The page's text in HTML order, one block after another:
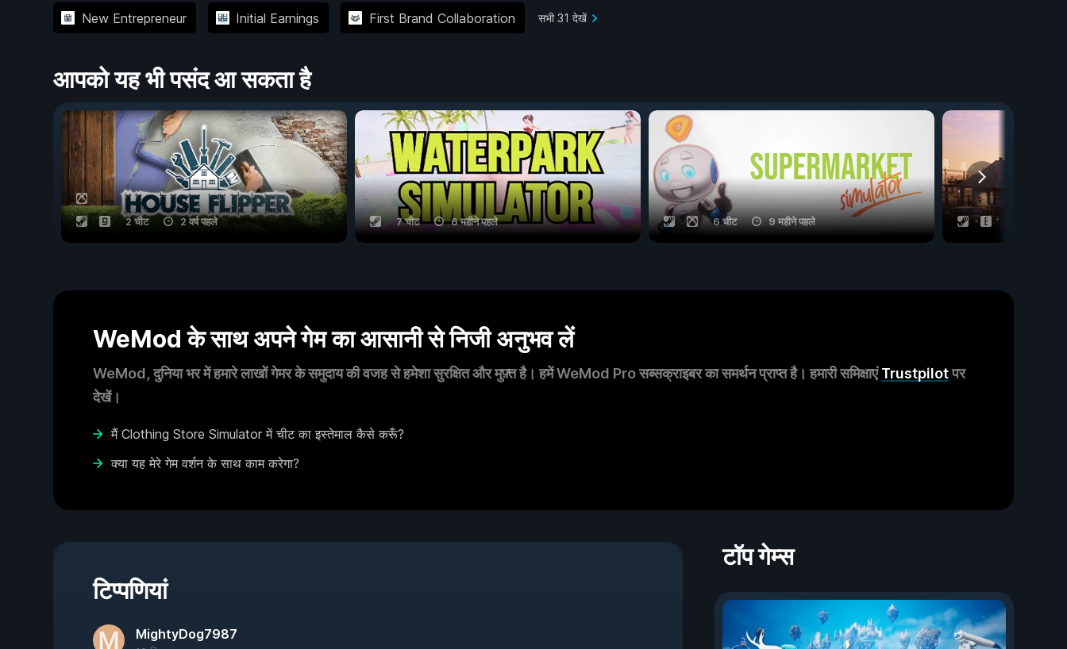
New Entrepreneur Initial Earnings First Brand Collaboration सभी 31 देखें
आपको यह भी पसंद आ सकता है
2 चीट 2 वर्ष पहले 7 चीट 6 महीने पहले 6 चीट 9 महीने पहले
WeMod के साथ अपने गेम का आसानी से निजी अनुभव लें
WeMod, दुनिया भर में हमारे लाखों गेमर के समुदाय की वजह से हमेशा सुरक्षित और मुफ़्त है। हमें WeMod Pro सब्सक्राइबर का समर्थन प्राप्त है। हमारी समिक्षाएंTrustpilotपर
देखें।
मैं Clothing Store Simulator में चीट का इस्तेमाल कैसे करूँ?
क्या यह मेरे गेम वर्शन के साथ काम करेगा?
टिप्पणियां
MightyDog7987
टॉप गेम्स